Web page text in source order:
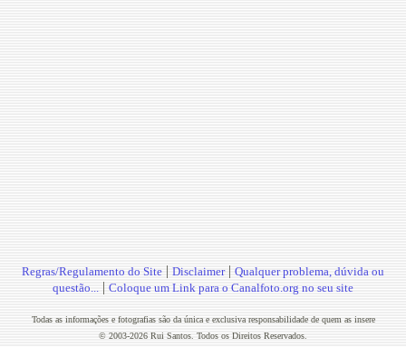
Regras/Regulamento do Site | Disclaimer| Qualquer problema, dúvida ou
questão... | Coloque um Link para o Canalfoto.org no seu site
Todas as informações e fotografias são da única e exclusiva responsabilidade de quem as insere
© 2003-2026 Rui Santos. Todos os Direitos Reservados.